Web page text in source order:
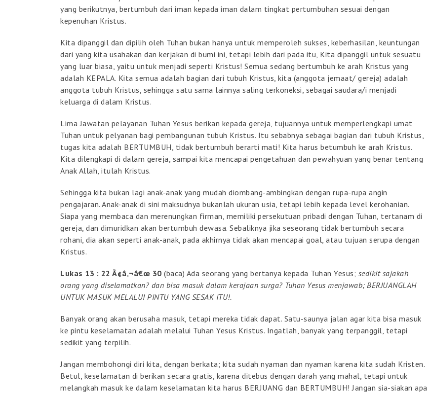
yang berikutnya, bertumbuh dari iman kepada iman dalam tingkat pertumbuhan sesuai dengan
kepenuhan Kristus.
Kita dipanggil dan dipilih oleh Tuhan bukan hanya untuk memperoleh sukses, keberhasilan, keuntungan
dari yang kita usahakan dan kerjakan di bumi ini, tetapi lebih dari pada itu, Kita dipanggil untuk sesuatu
yang luar biasa, yaitu untuk menjadi seperti Kristus! Semua sedang bertumbuh ke arah Kristus yang
adalah KEPALA. Kita semua adalah bagian dari tubuh Kristus, kita (anggota jemaat/ gereja) adalah
anggota tubuh Kristus, sehingga satu sama lainnya saling terkoneksi, sebagai saudara/i menjadi
keluarga di dalam Kristus.
Lima Jawatan pelayanan Tuhan Yesus berikan kepada gereja, tujuannya untuk memperlengkapi umat
Tuhan untuk pelyanan bagi pembangunan tubuh Kristus. Itu sebabnya sebagai bagian dari tubuh Kristus,
tugas kita adalah BERTUMBUH, tidak bertumbuh berarti mati! Kita harus betumbuh ke arah Kristus.
Kita dilengkapi di dalam gereja, sampai kita mencapai pengetahuan dan pewahyuan yang benar tentang
Anak Allah, itulah Kristus.
Sehingga kita bukan lagi anak-anak yang mudah diombang-ambingkan dengan rupa-rupa angin
pengajaran. Anak-anak di sini maksudnya bukanlah ukuran usia, tetapi lebih kepada level kerohanian.
Siapa yang membaca dan merenungkan firman, memiliki persekutuan pribadi dengan Tuhan, tertanam di
gereja, dan dimuridkan akan bertumbuh dewasa. Sebaliknya jika seseorang tidak bertumbuh secara
rohani, dia akan seperti anak-anak, pada akhirnya tidak akan mencapai goal, atau tujuan serupa dengan
Kristus.
Lukas 13 : 22 Ã¢â‚¬â€œ 30 (baca) Ada seorang yang bertanya kepada Tuhan Yesus; sedikit sajakah
orang yang diselamatkan? dan bisa masuk dalam kerajaan surga? Tuhan Yesus menjawab; BERJUANGLAH
UNTUK MASUK MELALUI PINTU YANG SESAK ITU!.
Banyak orang akan berusaha masuk, tetapi mereka tidak dapat. Satu-saunya jalan agar kita bisa masuk
ke pintu keselamatan adalah melalui Tuhan Yesus Kristus. Ingatlah, banyak yang terpanggil, tetapi
sedikit yang terpilih.
Jangan membohongi diri kita, dengan berkata; kita sudah nyaman dan nyaman karena kita sudah Kristen.
Betul, keselamatan di berikan secara gratis, karena ditebus dengan darah yang mahal, tetapi untuk
melangkah masuk ke dalam keselamatan kita harus BERJUANG dan BERTUMBUH! Jangan sia-siakan apa